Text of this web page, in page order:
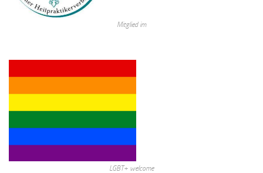
Mitglied im
LGBT+ welcome